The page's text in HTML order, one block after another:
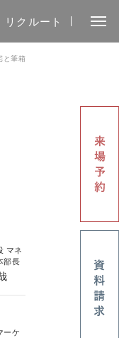
リクルート
と筆箱
マネ
部長
ーケ